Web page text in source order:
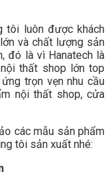
tôi luôn được khách
và chất lượng sản
đó là vì Hanatech là
thất shop lớn top
trọn vẹn nhu cầu
nội thất shop, cửa
các mẫu sản phẩm
tôi sản xuất nhé: